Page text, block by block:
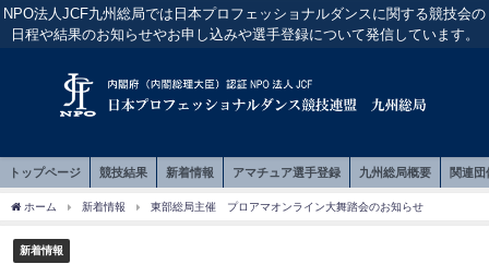
NPO法人JCF九州総局では日本プロフェッショナルダンスに関する競技会の
日程や結果のお知らせやお申し込みや選手登録について発信しています。
トップページ 競技結果 新着情報 アマチュア選手登録 九州総局概要 関連団
ホーム 新着情報 東部総局主催 プロアマオンライン大舞踏会のお知らせ
新着情報